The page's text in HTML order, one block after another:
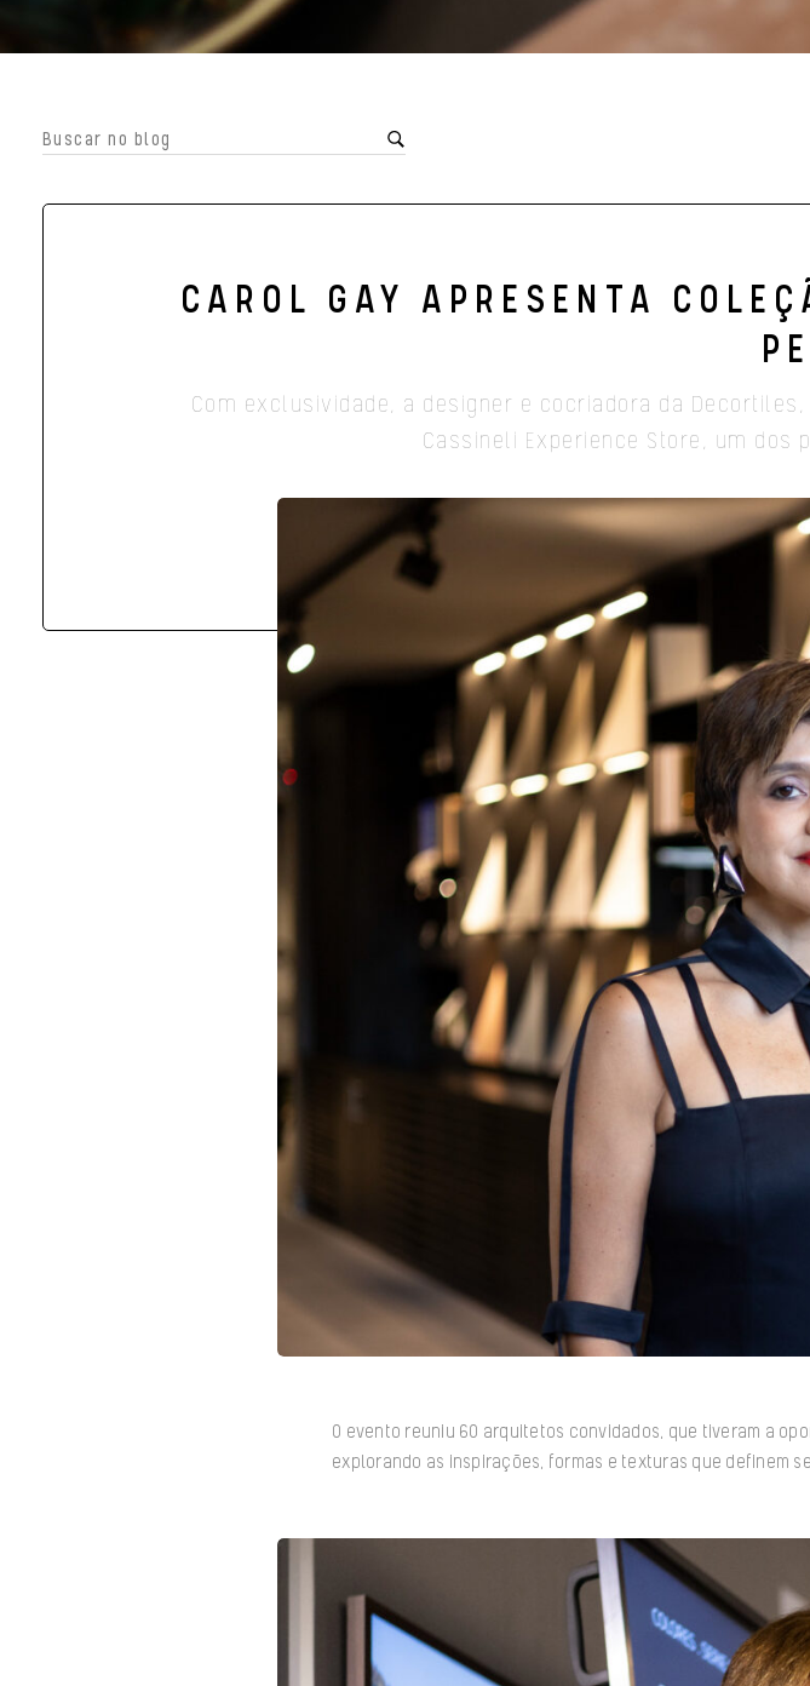
CAROL GAY APRESENTA
Com exclusividade, a designer e cocriadora da
Cassineli Experience Store, um dos
O evento reuniu 60 arquitetos convidados, que tiveram a
explorando as inspirações, formas e texturas que definem